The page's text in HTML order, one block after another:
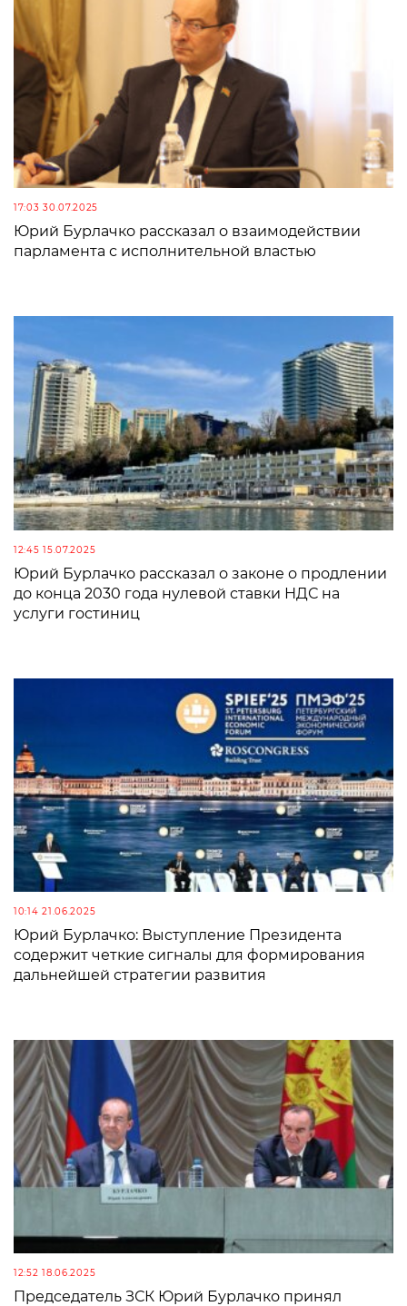
17:03 30.07.2025
Юрий Бурлачко рассказал о взаимодействии
парламента с исполнительной властью
12:45 15.07.2025
Юрий Бурлачко рассказал о законе о продлении
до конца 2030 года нулевой ставки НДС на
услуги гостиниц
10:14 21.06.2025
Юрий Бурлачко: Выступление Президента
содержит четкие сигналы для формирования
дальнейшей стратегии развития
12:52 18.06.2025
Председатель ЗСК Юрий Бурлачко принял